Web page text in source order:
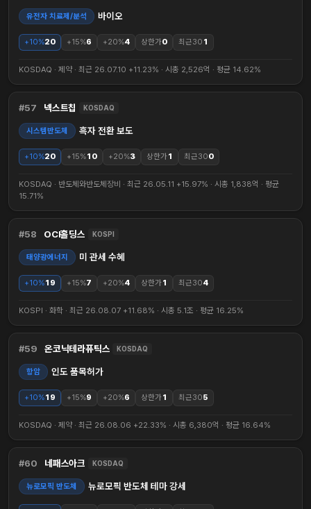
유전자 치료제/분석 바이오
+10%20 +15%6 +20%4 상한가0 최근30 1
KOSDAQ · 제약 · 최근 26.07.10 +11.23% · 시총 2,526억 · 평균 14.62%
57 넥스트칩 KOSDAQ
시스템반도체 흑자 전환 보도
+10%20 +15%10 +20%3 상한가1 최근300
KOSDAQ · 반도체와반도체장비 · 최근 26.05.11 +15.97% · 시총 1,838억 · 평균
15.71%
58 OCI홀딩스 KOSPI
태양광에너지 미 관세 수혜
+10%19 +15%7 +20%4 상한가1 최근304
KOSPI · 화학 · 최근 26.08.07 +11.68% · 시총 5.1조 · 평균 16.25%
59 온코닉테라퓨틱스 KOSDAQ
항암 인도 품목허가
+10%19 +15%9 +20%6 상한가1 최근305
KOSDAQ · 제약 · 최근 26.08.06 +22.33% · 시총 6,380억 · 평균 16.64%
60 네패스아크 KOSDAQ
뉴로모픽 반도체 뉴로모픽 반도체 테마 강세